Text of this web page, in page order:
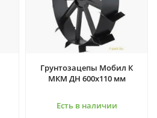
Грунтозацепы Мобил К
МКМ ДН 600х110 мм
Есть в наличии